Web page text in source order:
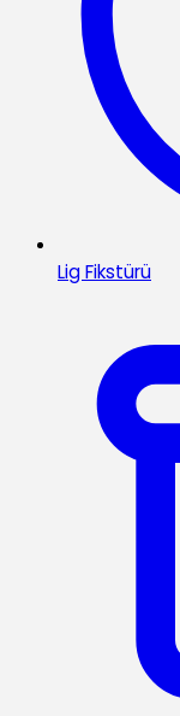
Lig Fikstürü